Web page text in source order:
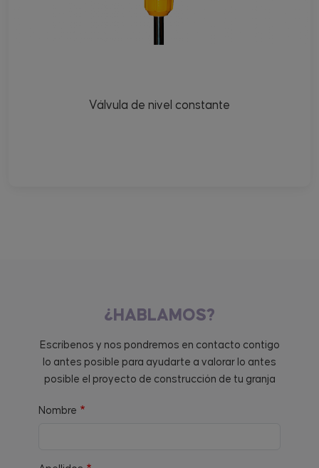
Válvula de nivel constante
¿HABLAMOS?
Escríbenos y nos pondremos en contacto contigo
lo antes posible para ayudarte a valorar lo antes
posible el proyecto de construcción de tu granja
Nombre